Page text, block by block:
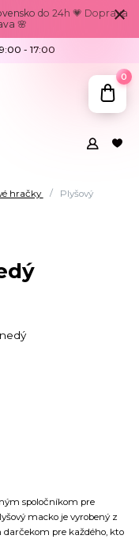
do 24h 💗 Doprava
🌸
- 17:00
0
hračky
Plyšový
spoločníkom pre
macko je vyrobený z
pre každého, kto